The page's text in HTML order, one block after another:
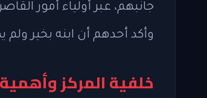
جانبهم، عبر أولياء أمور
وأكد أحدهم أن ابنه بخير
خلفية المركز